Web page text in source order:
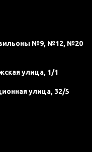
№9, №12, №20
улица, 1/1
улица, 32/5